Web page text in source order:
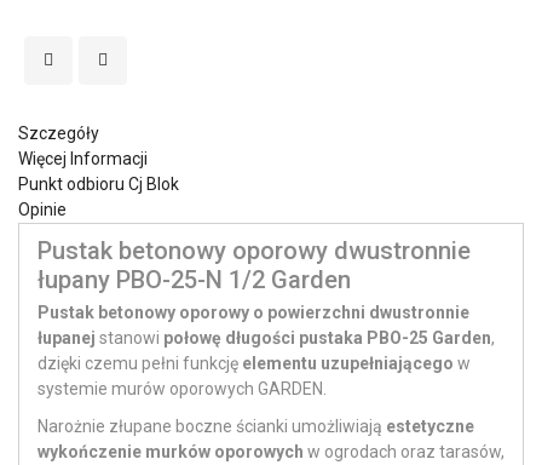
Szczegóły
Więcej Informacji
Punkt odbioru Cj Blok
Opinie
Pustak betonowy oporowy dwustronnie
łupany PBO-25-N 1/2 Garden
Pustak betonowy oporowy o powierzchni dwustronnie
łupanej stanowi połowę długości pustaka PBO-25 Garden,
dzięki czemu pełni funkcję elementu uzupełniającego w
systemie murów oporowych GARDEN.
Narożnie złupane boczne ścianki umożliwiają estetyczne
wykończenie murków oporowych w ogrodach oraz tarasów,